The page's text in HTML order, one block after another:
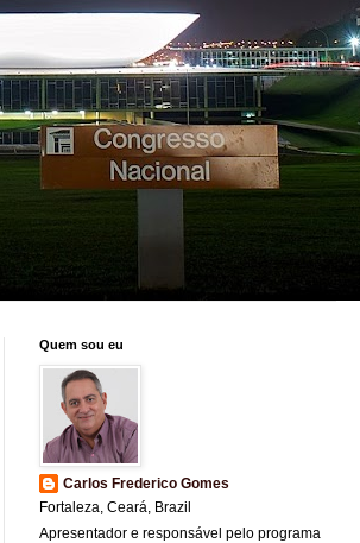
Quem sou eu
Carlos Frederico Gomes
Fortaleza, Ceará, Brazil
Apresentador e responsável pelo programa